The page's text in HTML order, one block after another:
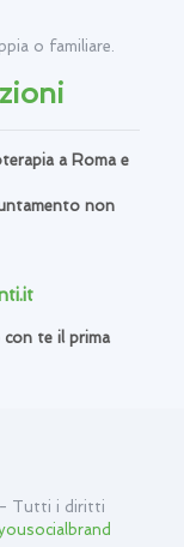
o familiare.
a Roma e
non
te il prima
- Tutti i diritti